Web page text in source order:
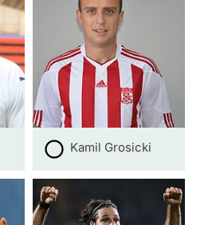
Kamil Grosicki